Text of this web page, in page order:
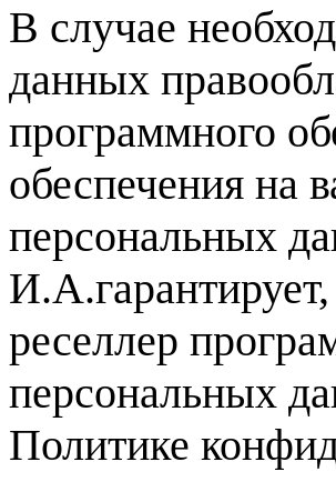
В случае
данных
программного
обеспечения на
персональных
реселлер
персональных
Политике